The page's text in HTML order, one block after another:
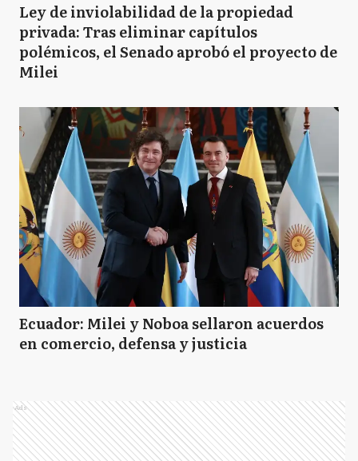
Ley de inviolabilidad de la propiedad
privada: Tras eliminar capítulos
polémicos, el Senado aprobó el proyecto de
Milei
Ecuador: Milei y Noboa sellaron acuerdos
en comercio, defensa y justicia
Ads